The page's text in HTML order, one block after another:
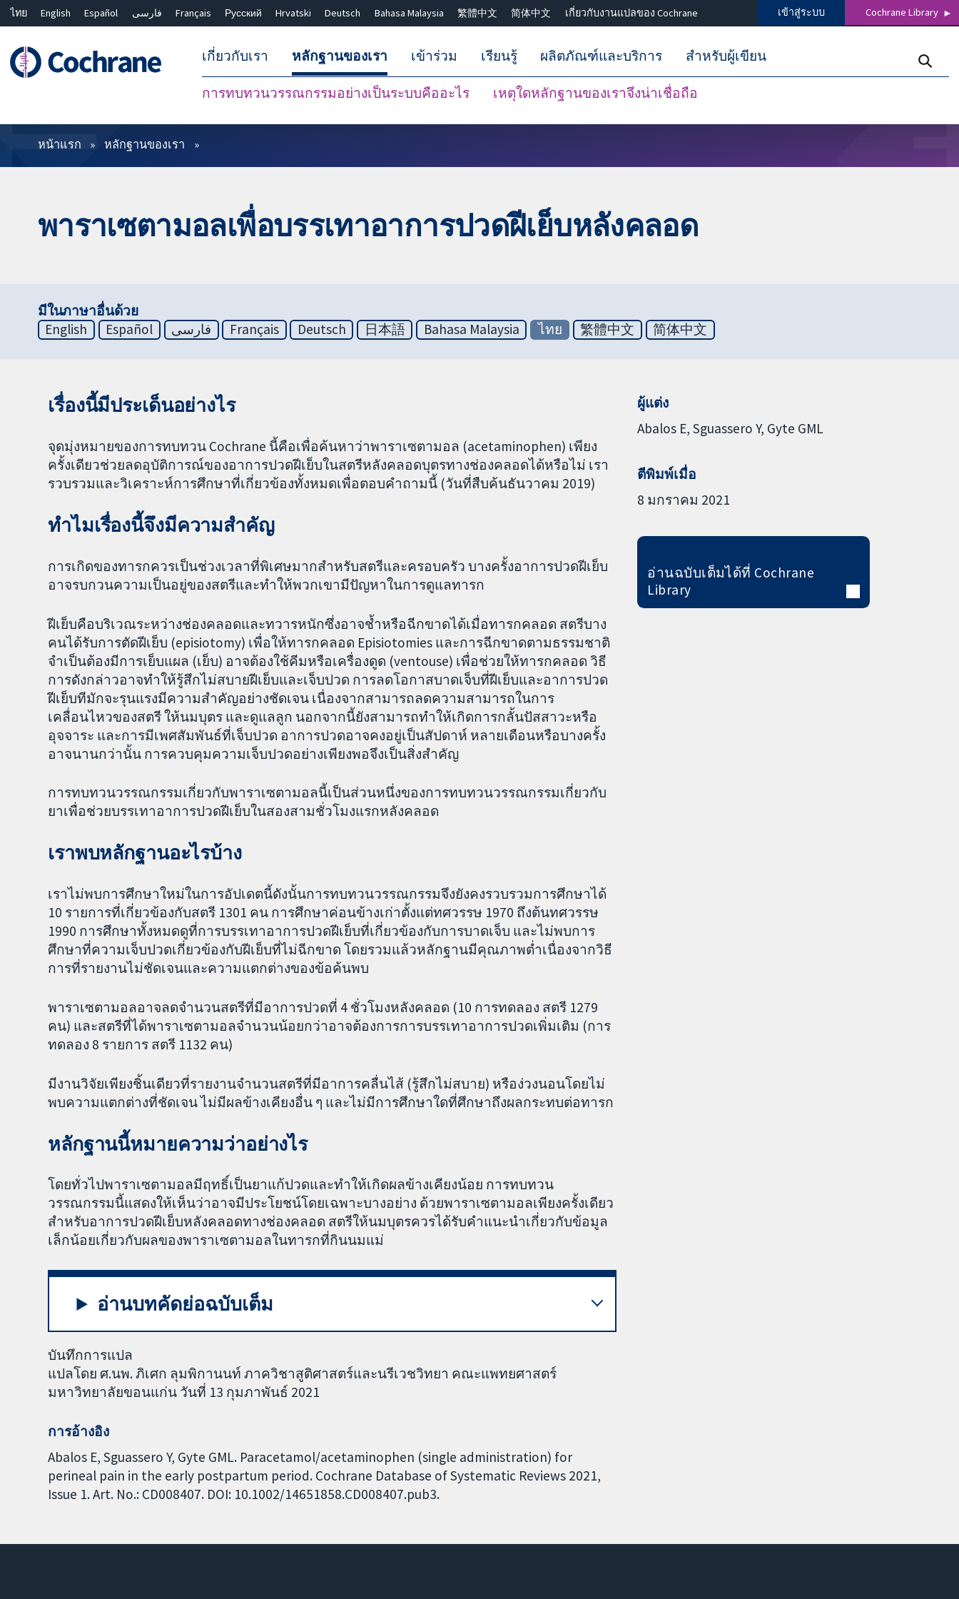
ไทย English Español فارسی Français Русский Hrvatski Deutsch Bahasa Malaysia 繁體中文 简体中文 เกี่ยวกับงานแปลของ Cochrane เข้าสู่ระบบ Cochrane Library
เกี่ยวกับเรา หลักฐานของเรา
การทบทวนวรรณกรรมอย่างเป็นระบบคืออะไร เหตุใดหลักฐานของเราจึงน่าเชื่อถือ
เข้าร่วม เรียนรู้ ผลิตภัณฑ์และบริการ สำหรับผู้เขียน
ตัวกรอง
หน้าแรก หลักฐานของเรา
พาราเซตามอลเพื่อบรรเทาอาการปวดฝีเย็บหลังคลอด
มีในภาษาอื่นด้วย
English
Español فارسی Français Deutsch 日本語 Bahasa Malaysia ไทย 繁體中文 简体中文
เรื่องนี้มีประเด็นอย่างไร
จุดมุ่งหมายของการทบทวน Cochrane นี้คือเพื่อค้นหาว่าพาราเซตามอล (acetaminophen) เพียง
ครั้งเดียวช่วยลดอุบัติการณ์ของอาการปวดฝีเย็บในสตรีหลังคลอดบุตรทางช่องคลอดได้หรือไม่ เรา
รวบรวมและวิเคราะห์การศึกษาที่เกี่ยวข้องทั้งหมดเพื่อตอบคำถามนี้ (วันที่สืบค้นธันวาคม 2019)
ทำไมเรื่องนี้จึงมีความสำคัญ
การเกิดของทารกควรเป็นช่วงเวลาที่พิเศษมากสำหรับสตรีและครอบครัว บางครั้งอาการปวดฝีเย็บ
อาจรบกวนความเป็นอยู่ของสตรีและทำให้พวกเขามีปัญหาในการดูแลทารก
ฝีเย็บคือบริเวณระหว่างช่องคลอดและทวารหนักซึ่งอาจช้ำหรือฉีกขาดได้เมื่อทารกคลอด สตรีบาง
คนได้รับการตัดฝีเย็บ (episiotomy) เพื่อให้ทารกคลอด Episiotomies และการฉีกขาดตามธรรมชาติ
จำเป็นต้องมีการเย็บแผล (เย็บ) อาจต้องใช้คีมหรือเครื่องดูด (ventouse) เพื่อช่วยให้ทารกคลอด วิธี
การดังกล่าวอาจทำให้รู้สึกไม่สบายฝีเย็บและเจ็บปวด การลดโอกาสบาดเจ็บที่ฝีเย็บและอาการปวด
ฝีเย็บทีมักจะรุนแรงมีความสำคัญอย่างชัดเจน เนื่องจากสามารถลดความสามารถในการ
เคลื่อนไหวของสตรี ให้นมบุตร และดูแลลูก นอกจากนี้ยังสามารถทำให้เกิดการกลั้นปัสสาวะหรือ
อุจจาระ และการมีเพศสัมพันธ์ที่เจ็บปวด อาการปวดอาจคงอยู่เป็นสัปดาห์ หลายเดือนหรือบางครั้ง
อาจนานกว่านั้น การควบคุมความเจ็บปวดอย่างเพียงพอจึงเป็นสิ่งสำคัญ
การทบทวนวรรณกรรมเกี่ยวกับพาราเซตามอลนี้เป็นส่วนหนึ่งของการทบทวนวรรณกรรมเกี่ยวกับ
ยาเพื่อช่วยบรรเทาอาการปวดฝีเย็บในสองสามชั่วโมงแรกหลังคลอด
เราพบหลักฐานอะไรบ้าง
เราไม่พบการศึกษาใหม่ในการอัปเดตนี้ดังนั้นการทบทวนวรรณกรรมจึงยังคงรวบรวมการศึกษาได้
10 รายการที่เกี่ยวข้องกับสตรี 1301 คน การศึกษาค่อนข้างเก่าตั้งแต่ทศวรรษ 1970 ถึงต้นทศวรรษ
1990 การศึกษาทั้งหมดดูที่การบรรเทาอาการปวดฝีเย็บที่เกี่ยวข้องกับการบาดเจ็บ และไม่พบการ
ศึกษาที่ความเจ็บปวดเกี่ยวข้องกับฝีเย็บที่ไม่ฉีกขาด โดยรวมแล้วหลักฐานมีคุณภาพต่ำเนื่องจากวิธี
การที่รายงานไม่ชัดเจนและความแตกต่างของข้อค้นพบ
พาราเซตามอลอาจลดจำนวนสตรีที่มีอาการปวดที่ 4 ชั่วโมงหลังคลอด (10 การทดลอง สตรี 1279
คน) และสตรีที่ได้พาราเซตามอลจำนวนน้อยกว่าอาจต้องการการบรรเทาอาการปวดเพิ่มเติม (การ
ทดลอง 8 รายการ สตรี 1132 คน)
มีงานวิจัยเพียงชิ้นเดียวที่รายงานจำนวนสตรีที่มีอาการคลื่นไส้ (รู้สึกไม่สบาย) หรือง่วงนอนโดยไม่
พบความแตกต่างที่ชัดเจน ไม่มีผลข้างเคียงอื่น ๆ และไม่มีการศึกษาใดที่ศึกษาถึงผลกระทบต่อทารก
หลักฐานนี้หมายความว่าอย่างไร
โดยทั่วไปพาราเซตามอลมีฤทธิ์เป็นยาแก้ปวดและทำให้เกิดผลข้างเคียงน้อย การทบทวน
วรรณกรรมนี้แสดงให้เห็นว่าอาจมีประโยชน์โดยเฉพาะบางอย่าง ด้วยพาราเซตามอลเพียงครั้งเดียว
สำหรับอาการปวดฝีเย็บหลังคลอดทางช่องคลอด สตรีให้นมบุตรควรได้รับคำแนะนำเกี่ยวกับข้อมูล
เล็กน้อยเกี่ยวกับผลของพาราเซตามอลในทารกที่กินนมแม่
อ่านบทคัดย่อฉบับเต็ม
บันทึกการแปล
แปลโดย ศ.นพ. ภิเศก ลุมพิกานนท์ ภาควิชาสูติศาสตร์และนรีเวชวิทยา คณะแพทยศาสตร์
มหาวิทยาลัยขอนแก่น วันที่ 13 กุมภาพันธ์ 2021
การอ้างอิง
Abalos E, Sguassero Y, Gyte GML. Paracetamol/acetaminophen (single administration) for
perineal pain in the early postpartum period. Cochrane Database of Systematic Reviews 2021,
Issue 1. Art. No.: CD008407. DOI: 10.1002/14651858.CD008407.pub3.
ผู้แต่ง
Abalos E Sguassero Y Gyte GML
ตีพิมพ์เมื่อ
8 มกราคม 2021
อ่านฉบับเต็มได้ที่ Cochrane
Library